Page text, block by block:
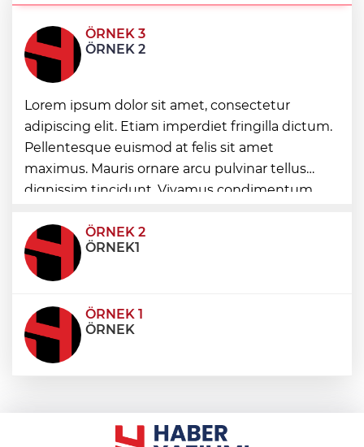
Balıkesir’de kıyılar anlık takip ediliyor
“Bu Kampta Hayat Var” projesi özel
bireylere yaz tatili sunuyor
Trabzonspor'a büyük destek
ÖRNEK 3
ÖRNEK 2
Lorem ipsum dolor sit amet, consectetur
adipiscing elit. Etiam imperdiet fringilla dictum.
Pellentesque euismod at felis sit amet
maximus. Mauris ornare arcu pulvinar tellus
dignissim tincidunt. Vivamus condimentum
condimentum eros et, faucibus sapien. Praese
ÖRNEK 2
ÖRNEK1
ÖRNEK 1
ÖRNEK